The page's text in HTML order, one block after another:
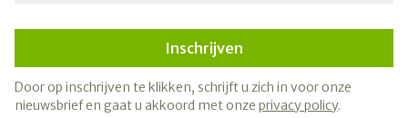
Inschrijven
Door op inschrijven te klikken, schrijft u zich in voor onze
nieuwsbrief en gaat u akkoord met onze privacy policy.